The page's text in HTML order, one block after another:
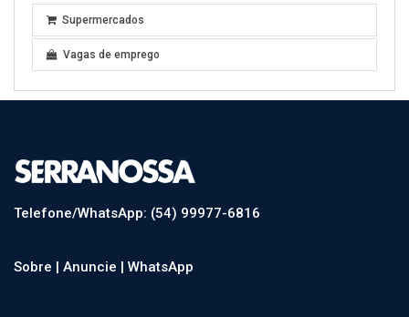
Supermercados
Vagas de emprego
Telefone/WhatsApp: (54) 99977-6816
Sobre | Anuncie | WhatsApp